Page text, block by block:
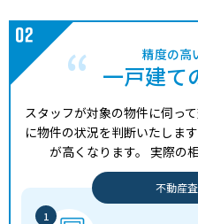
精度の高
一戸建て
スタッフが対象の物件に伺っ
に物件の状況を判断いたしま
が高くなります。 実際の
不動産